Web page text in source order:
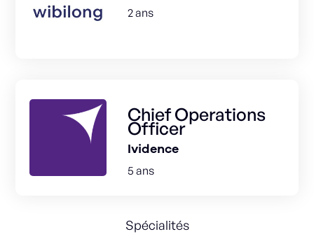
2 ans
Chief Operations
Officer
Ividence
5 ans
Spécialités